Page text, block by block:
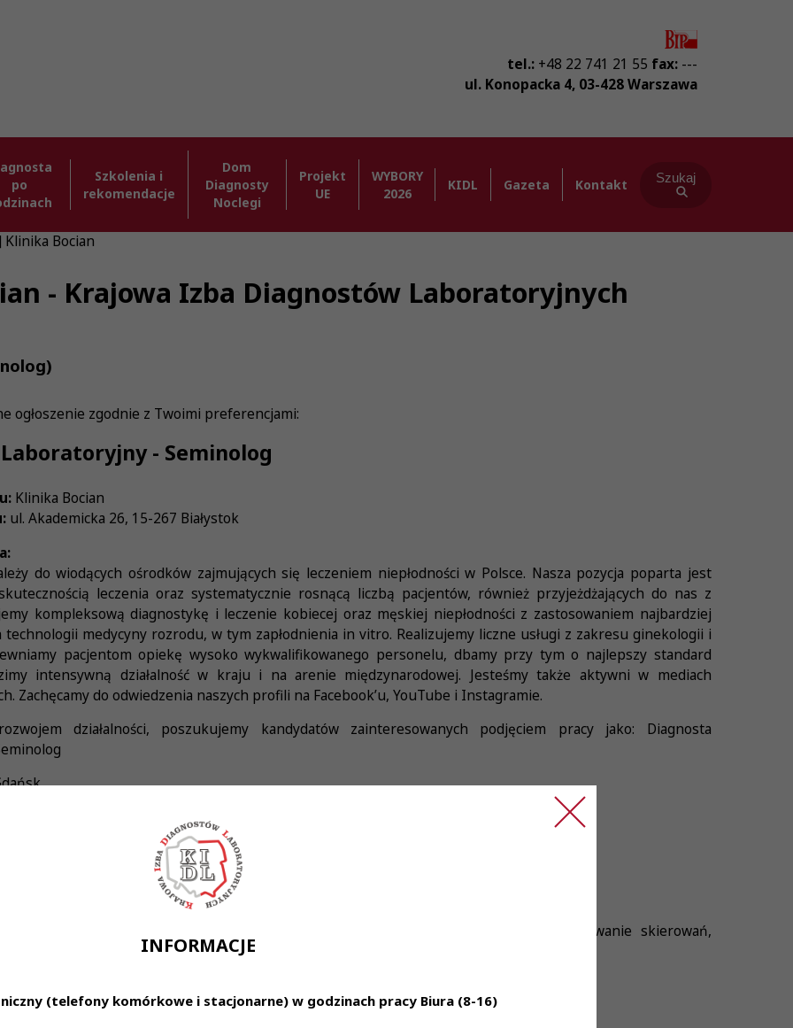
tel.: +48 22 741 21 55 fax: ---
ul. Konopacka 4, 03-428Warszawa
po
Szkolenia i
rekomendacje
Dom
Diagnosty
Noclegi
Projekt
UE
WYBORY
2026
KIDL Gazeta Kontakt Szukaj
INFORMACJE
(telefony komórkowe i stacjonarne) w godzinach pracy Biura (8-16)
Klinika Bocian
- Krajowa Izba Diagnostów Laboratoryjnych
ogłoszenie zgodnie z Twoimi preferencjami:
- Seminolog
Klinika Bocian
ul. Akademicka 26, 15-267 Białystok
do wiodących ośrodków zajmujących się leczeniem niepłodności w Polsce. Nasza pozycja poparta jest
leczenia oraz systematycznie rosnącą liczbą pacjentów, również przyjeżdżających do nas z
kompleksową diagnostykę i leczenie kobiecej oraz męskiej niepłodności z zastosowaniem najbardziej
technologii medycyny rozrodu, w tym zapłodnienia in vitro. Realizujemy liczne usługi z zakresu ginekologii i
pacjentom opiekę wysoko wykwalifikowanego personelu, dbamy przy tym o najlepszy standard
intensywną działalność w kraju i na arenie międzynarodowej. Jesteśmy także aktywni w mediach
Zachęcamy do odwiedzenia naszych profili na Facebook’u, YouTube i Instagramie.
działalności, poszukujemy kandydatów zainteresowanych podjęciem pracy jako: Diagnosta
nasienia przed inseminacją i zabiegami zapłodnienia pozaustrojowego
podstawowych oraz rozszerzonych badań nasienia
immunochemicznego Cobas e411: przyjmowanie materiału do badań, weryfikowanie skierowań,
standardów laboratorium